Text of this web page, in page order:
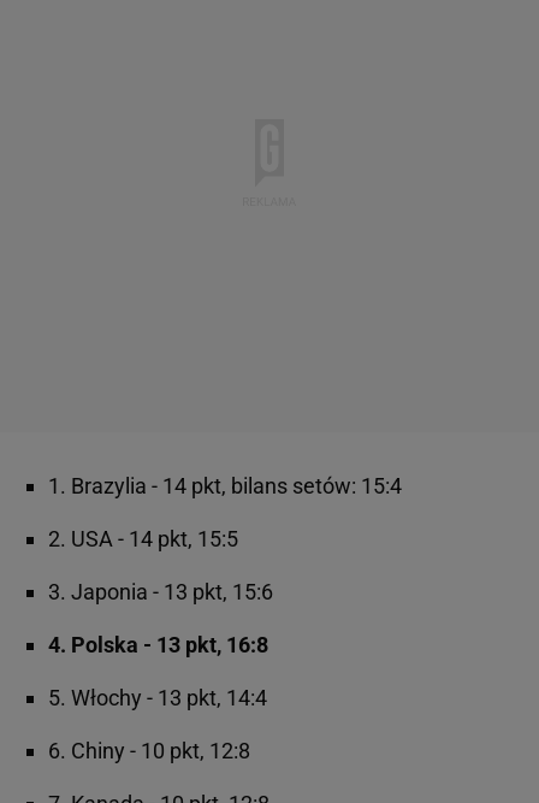
1. Brazylia - 14 pkt, bilans setów: 15:4
2. USA - 14 pkt, 15:5
3. Japonia - 13 pkt, 15:6
4. Polska - 13 pkt, 16:8
5. Włochy - 13 pkt, 14:4
6. Chiny - 10 pkt, 12:8